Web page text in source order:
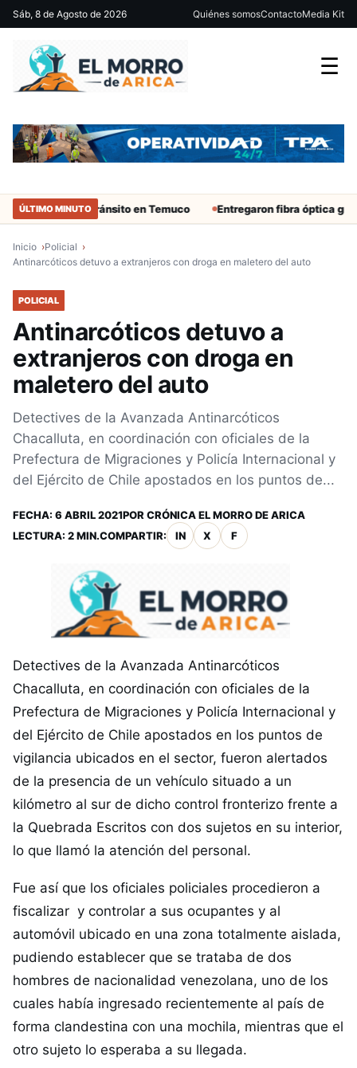
Sáb, 8 de Agosto de 2026 Quiénes somosContactoMedia Kit
☰
ÚLTIMO MINUTO
de tránsito en Temuco Entregaron fibra óptica gratuita a
Inicio
Policial
Antinarcóticos detuvo a extranjeros con droga en maletero del auto
POLICIAL
Antinarcóticos detuvo a
extranjeros con droga en
maletero del auto
Detectives de la Avanzada Antinarcóticos
Chacalluta, en coordinación con oficiales de la
Prefectura de Migraciones y Policía Internacional y
del Ejército de Chile apostados en los puntos de...
FECHA: 6 ABRIL 2021POR CRÓNICA EL MORRO DE ARICA
LECTURA: 2 MIN.COMPARTIR: IN X F
Detectives de la Avanzada Antinarcóticos
Chacalluta, en coordinación con oficiales de la
Prefectura de Migraciones y Policía Internacional y
del Ejército de Chile apostados en los puntos de
vigilancia ubicados en el sector, fueron alertados
de la presencia de un vehículo situado a un
kilómetro al sur de dicho control fronterizo frente a
la Quebrada Escritos con dos sujetos en su interior,
lo que llamó la atención del personal.
Fue así que los oficiales policiales procedieron a
fiscalizar y controlar a sus ocupantes y al
automóvil ubicado en una zona totalmente aislada,
pudiendo establecer que se trataba de dos
hombres de nacionalidad venezolana, uno de los
cuales había ingresado recientemente al país de
forma clandestina con una mochila, mientras que el
otro sujeto lo esperaba a su llegada.